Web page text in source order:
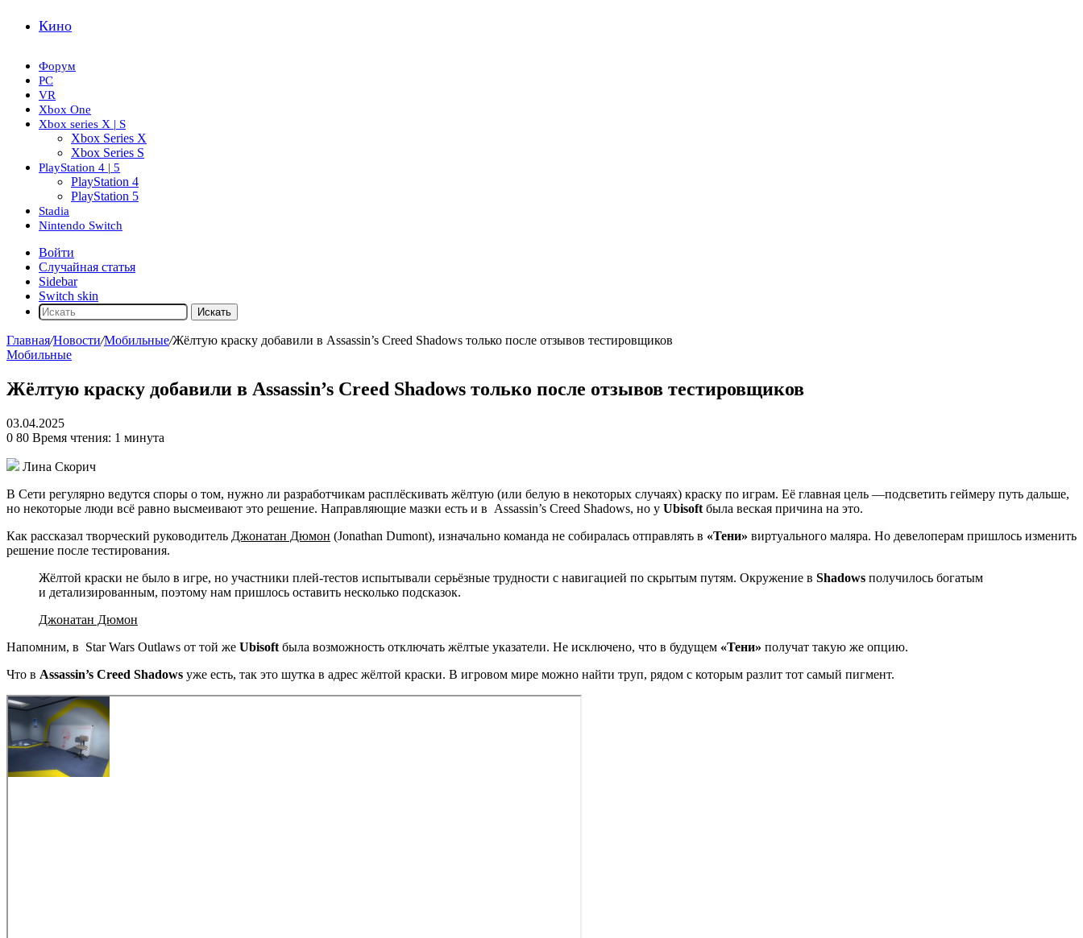
Кино
Форум
PC
VR
Xbox One
Xbox series X | S
Xbox Series X
Xbox Series S
PlayStation 4 | 5
PlayStation 4
PlayStation 5
Stadia
Nintendo Switch
Войти
Случайная статья
Sidebar
Switch skin
Искать
Главная/Новости/Мобильные/Жёлтую краску добавили в Assassin’s Creed Shadows только после отзывов тестировщиков
Мобильные
Жёлтую краску добавили в Assassin’s Creed Shadows только после отзывов тестировщиков
03.04.2025
0 80 Время чтения: 1 минута
Лина Скорич
В Сети регулярно ведутся споры о том, нужно ли разработчикам расплёскивать жёлтую (или белую в некоторых случаях) краску по играм. Её главная цель —подсветить геймеру путь дальше,
но некоторые люди всё равно высмеивают это решение. Направляющие мазки есть и в Assassin’s Creed Shadows, но у Ubisoft была веская причина на это.
Как рассказал творческий руководитель Джонатан Дюмон (Jonathan Dumont), изначально команда не собиралась отправлять в «Тени» виртуального маляра. Но девелоперам пришлось изменить
решение после тестирования.
Жёлтой краски не было в игре, но участники плей-тестов испытывали серьёзные трудности с навигацией по скрытым путям. Окружение в Shadows получилось богатым
и детализированным, поэтому нам пришлось оставить несколько подсказок.
Джонатан Дюмон
Напомним, в Star Wars Outlaws от той же Ubisoft была возможность отключать жёлтые указатели. Не исключено, что в будущем «Тени» получат такую же опцию.
Что в Assassin’s Creed Shadows уже есть, так это шутка в адрес жёлтой краски. В игровом мире можно найти труп, рядом с которым разлит тот самый пигмент.